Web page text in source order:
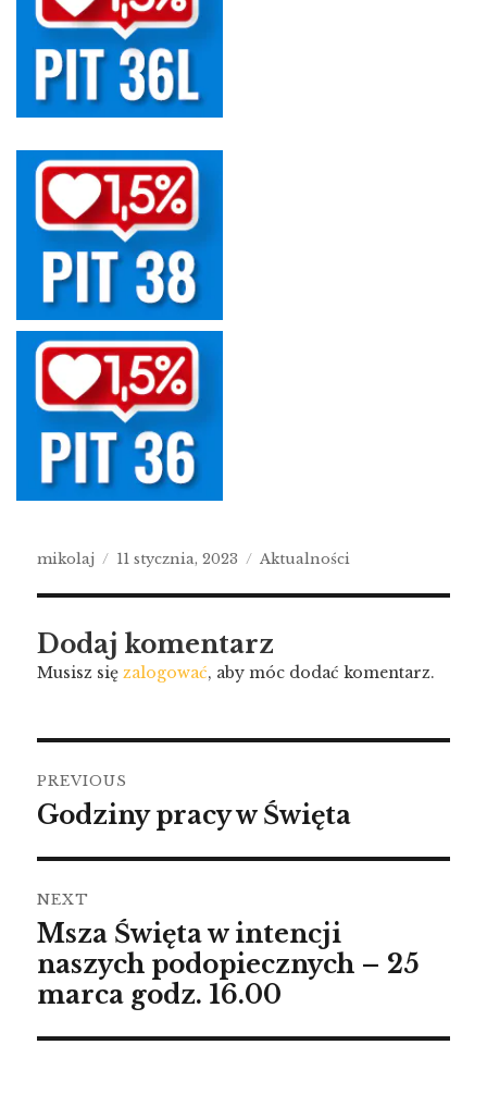
mikolaj 11 stycznia, 2023 Aktualności
Dodaj komentarz
Musisz sięzalogować, aby móc dodać komentarz.
PREVIOUS
Godziny pracy w Święta
NEXT
Msza Święta w intencji
naszych podopiecznych – 25
marca godz. 16.00